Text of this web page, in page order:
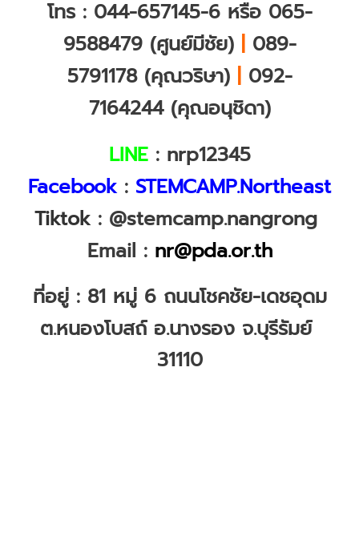
โทร : 044-657145-6 หรือ 065-
9588479 (ศูนย์มีชัย)
089-
5791178 (คุณวริษา)
092-
7164244 (คุณอนุชิดา)
LINE: nrp12345
Facebook: STEMCAMP.Northeast
Tiktok: @stemcamp.nangrong
Email : nr@pda.or.th
ที่อยู่ : 81 หมู่ 6 ถนนโชคชัย-เดชอุดม
ต.หนองโบสถ์ อ.นางรอง จ.บุรีรัมย์
31110